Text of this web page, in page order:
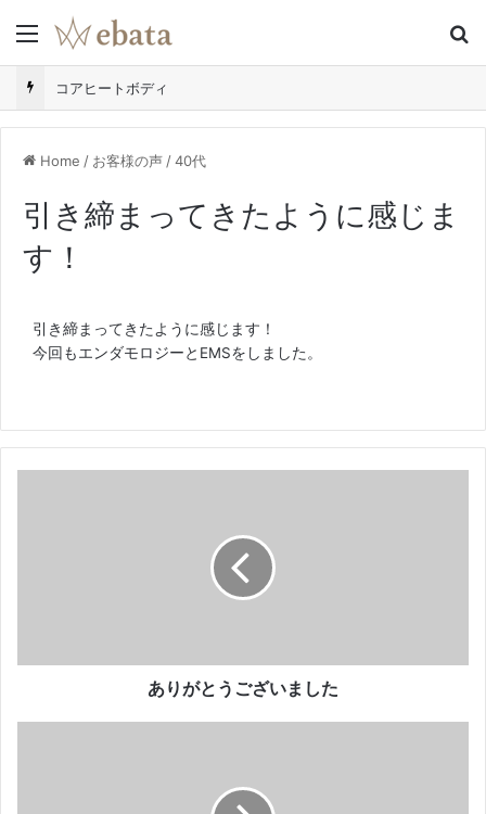
Menu
コアヒートボディ
Home / お客様の声 /40代
引き締まってきたように感じま
す！
引き締まってきたように感じます！
今回もエンダモロジーとEMSをしました。
ま
ありがとうございました